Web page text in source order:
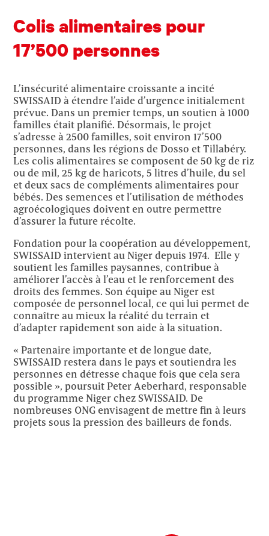
Colis alimentaires pour
17’500 personnes
L’insécurité alimentaire croissante a incité
SWISSAID à étendre l’aide d’urgence initialement
prévue. Dans un premier temps, un soutien à 1000
familles était planifié. Désormais, le projet
s’adresse à 2500 familles, soit environ 17’500
personnes, dans les régions de Dosso et Tillabéry.
Les colis alimentaires se composent de 50 kg de riz
ou de mil, 25 kg de haricots, 5 litres d’huile, du sel
et deux sacs de compléments alimentaires pour
bébés. Des semences et l’utilisation de méthodes
agroécologiques doivent en outre permettre
d’assurer la future récolte.
Fondation pour la coopération au développement,
SWISSAID intervient au Niger depuis 1974. Elle y
soutient les familles paysannes, contribue à
améliorer l’accès à l’eau et le renforcement des
droits des femmes. Son équipe au Niger est
composée de personnel local, ce qui lui permet de
connaître au mieux la réalité du terrain et
d’adapter rapidement son aide à la situation.
« Partenaire importante et de longue date,
SWISSAID restera dans le pays et soutiendra les
personnes en détresse chaque fois que cela sera
possible », poursuit Peter Aeberhard, responsable
du programme Niger chez SWISSAID. De
nombreuses ONG envisagent de mettre fin à leurs
projets sous la pression des bailleurs de fonds.